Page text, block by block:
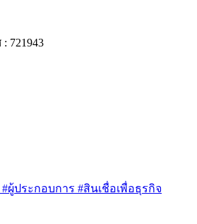
721943
#ผู้ประกอบการ #สินเชื่อเพื่อธุรกิจ